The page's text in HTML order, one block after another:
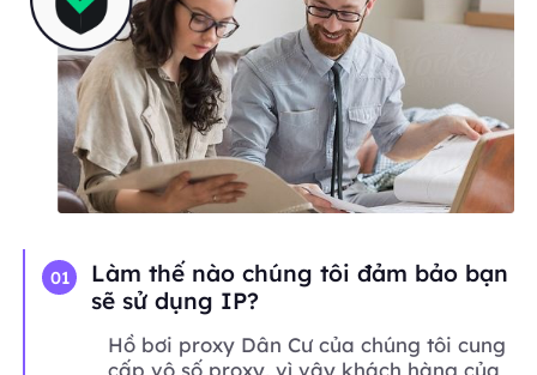
01
Làm thế nào chúng tôi đảm bảo bạn
sẽ sử dụng IP?
Hồ bơi proxy Dân Cư của chúng tôi cung